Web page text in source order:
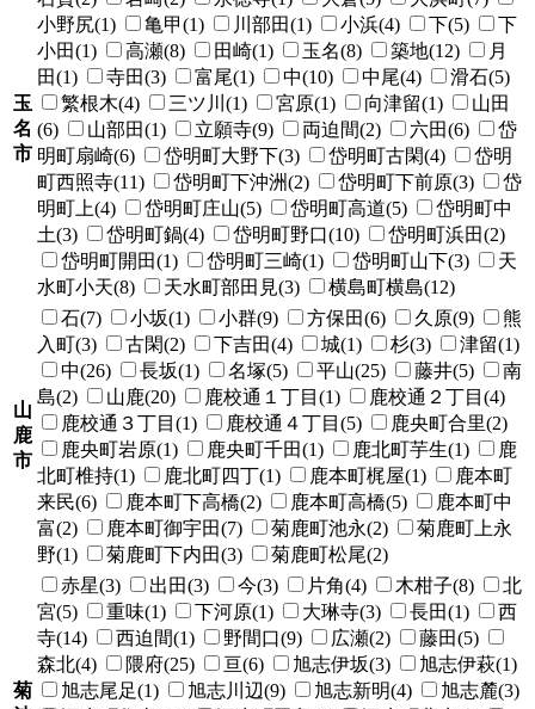
玉
名
市
小野尻(1)
亀甲(1) 川部田(1) 小浜(4) 下(5)
下
小田(1)
高瀬(8) 田崎(1) 玉名(8) 築地(12)
月
田(1)
寺田(3) 富尾(1) 中(10) 中尾(4)
滑石(5)
繁根木(4)
三ツ川(1) 宮原(1) 向津留(1)
山田
(6)
山部田(1) 立願寺(9) 両迫間(2) 六田(6)
岱
明町扇崎(6)
岱明町大野下(3) 岱明町古閑(4)
岱明
町西照寺(11)
岱明町下沖洲(2) 岱明町下前原(3)
岱
明町上(4)
岱明町庄山(5) 岱明町高道(5)
岱明町中
土(3)
岱明町鍋(4) 岱明町野口(10)
岱明町浜田(2)
岱明町開田(1)
岱明町三崎(1) 岱明町山下(3)
天
水町小天(8)
天水町部田見(3) 横島町横島(12)
山
鹿
市
石(7) 小坂(1) 小群(9) 方保田(6) 久原(9)
熊
入町(3)
古閑(2) 下吉田(4) 城(1) 杉(3)
津留(1)
中(26)
長坂(1) 名塚(5) 平山(25) 藤井(5)
南
島(2)
山鹿(20) 鹿校通１丁目(1)
鹿校通２丁目(4)
鹿校通３丁目(1)
鹿校通４丁目(5)
鹿央町合里(2)
鹿央町岩原(1)
鹿央町千田(1) 鹿北町芋生(1)
鹿
北町椎持(1)
鹿北町四丁(1) 鹿本町梶屋(1)
鹿本町
来民(6)
鹿本町下高橋(2) 鹿本町高橋(5)
鹿本町中
富(2)
鹿本町御宇田(7) 菊鹿町池永(2)
菊鹿町上永
野(1)
菊鹿町下内田(3) 菊鹿町松尾(2)
菊
赤星(3) 出田(3) 今(3) 片角(4) 木柑子(8)
北
宮(5)
重味(1) 下河原(1) 大琳寺(3) 長田(1)
西
寺(14)
西迫間(1) 野間口(9) 広瀬(2)
藤田(5)
森北(4)
隈府(25) 亘(6) 旭志伊坂(3)
旭志伊萩(1)
旭志尾足(1)
旭志川辺(9) 旭志新明(4)
旭志麓(3)